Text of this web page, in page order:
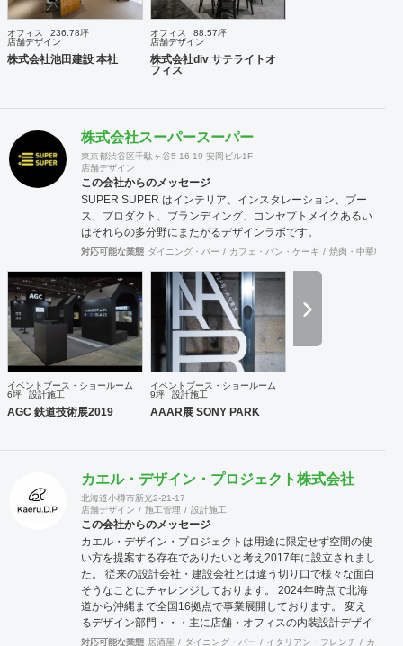
クライアントのご負担を軽減するとともに、第三者的な立場
からプロセスを適切に管理することで、クライアントの利益
に適うコスト管理と、工事品質の向上を実現致します。 ま
た、新規サービス立上げやリブランディングに際しては、空
間デザイン的な見地から事業企画やCI計画・デザインマニュ
----------------------------------------------------------------------------------
---------------------------------- 商号： 株式会社ビスポー
クアーキテクツ / Bespoke architects Inc. 登録： 一
級建築士事務所 東京都知事登録 第64040号
建築士賠償責任補償制度（公益社団法人 日本
建築士連合会） 代表取締役： 丸島 潤 （一級建築士 / 管
理建築士） 所在地： 〒152-0002 東京都目黒区目黒
本町 5-14-14-B1F TEL： 03-6452-4248
（法人設立：2020年9月） Webサイト: https://bspk.jp
オフィス
236.78坪
店舗デザイン
株式会社池田建設 本社
オフィス
88.57坪
店舗デザイン
株式会社div サテライトオ
フィス
株式会社スーパースーパー
東京都渋谷区千駄ヶ谷5-16-19 安岡ビル1F
店舗デザイン
この会社からのメッセージ
SUPER SUPER はインテリア、インスタレーション、ブー
ス、プロダクト、ブランディング、コンセプトメイクあるい
はそれらの多分野にまたがるデザインラボです。
対応可能な業態 ダイニング・バー カフェ・パン・ケーキ 焼肉・中華料理
イベントブース・ショールーム
6坪
設計施工
AGC 鉄道技術展2019
イベントブース・ショールーム
9坪
設計施工
AAAR展 SONY PARK
カエル・デザイン・プロジェクト株式会社
北海道小樽市新光2-21-17
店舗デザイン
施工管理 設計施工
この会社からのメッセージ
カエル・デザイン・プロジェクトは用途に限定せず空間の使
い方を提案する存在でありたいと考え2017年に設立されまし
た。 従来の設計会社・建設会社とは違う切り口で様々な面白
そうなことにチャレンジしております。 2024年時点で北海
道から沖縄まで全国16拠点で事業展開しております。 変え
るデザイン部門・・・主に店舗・オフィスの内装設計デザイ
ン及び施工をお客様と一緒に創り上げます。 Hybrid電気工事
対応可能な業態 居酒屋 ダイニング・バー イタリアン・フレンチ カフェ